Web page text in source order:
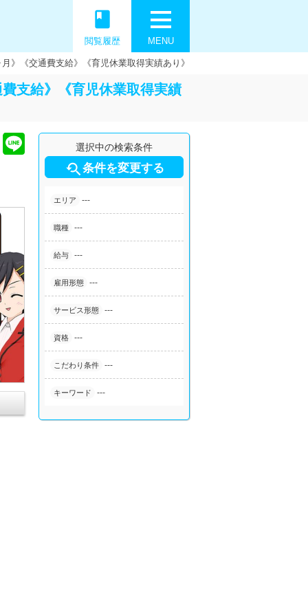
MENU
book
閲覧履歴
》《交通費支給》《育児休業取得実績あり》
支給》《育児休業取得実績
選択中の検索条件
条件を変更する
エリア ---
職種 ---
給与 ---
雇用形態 ---
サービス形態 ---
資格 ---
こだわり条件 ---
キーワード ---